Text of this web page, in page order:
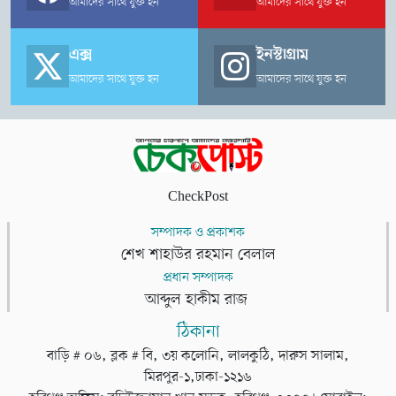
এক্স
আমাদের সাথে যুক্ত হন
ইনস্টাগ্রাম
আমাদের সাথে যুক্ত হন
CheckPost
সম্পাদক ও প্রকাশক
শেখ শাহাউর রহমান বেলাল
প্রধান সম্পাদক
আব্দুল হাকীম রাজ
ঠিকানা
বাড়ি # ০৬, ব্লক # বি, ৩য় কলোনি, লালকুঠি, দারুস সালাম,
মিরপুর-১,ঢাকা-১২১৬